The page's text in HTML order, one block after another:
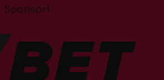
Sponsori